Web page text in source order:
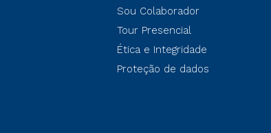
Sou Colaborador
Tour Presencial
Ética e Integridade
Proteção de dados